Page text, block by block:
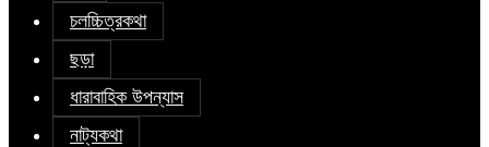
চলচ্চিত্রকথা
ছড়া
ধারাবাহিক উপন্যাস
নাট্যকথা